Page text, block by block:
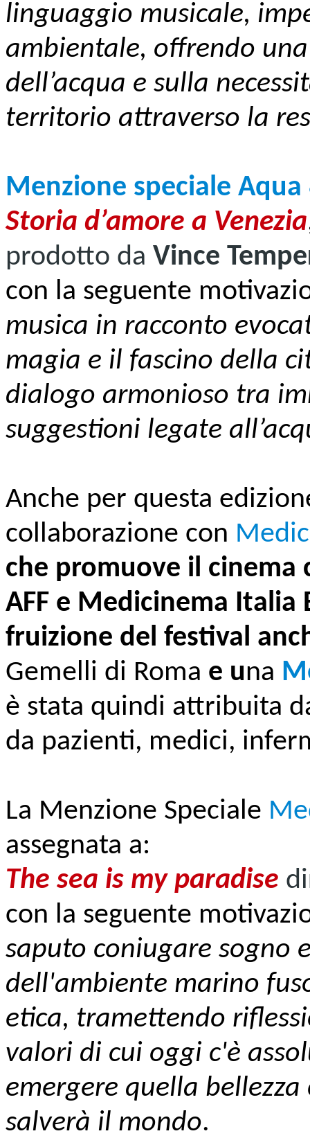
linguaggio musicale,
ambientale, offrendo
dell’acqua e sulla
territorio attraverso la
Menzione speciale
Storia d’amore a Venezia
prodotto da Vince
con la seguente
musica in racconto
magia e il fascino della
dialogo armonioso tra
suggestioni legate
Anche per questa
collaborazione con
che promuove il cinema
AFF e Medicinema Italia
fruizione del festival
Gemelli di Roma e una
è stata quindi attribuita
da pazienti, medici,
La Menzione Speciale
assegnata a:
The sea is my paradise
con la seguente
saputo coniugare sogno
dell'ambiente marino
etica, tramettendo
valori di cui oggi c'è
emergere quella
salverà il mondo.